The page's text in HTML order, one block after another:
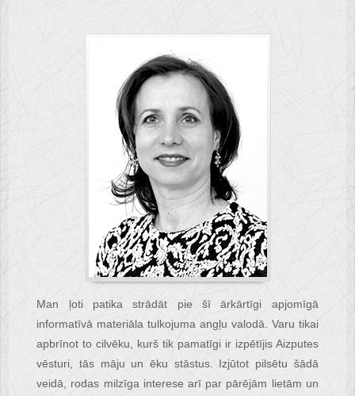
Man ļoti patika strādāt pie šī ārkārtīgi apjomīgā
informatīvā materiāla tulkojuma angļu valodā. Varu tikai
apbrīnot to cilvēku, kurš tik pamatīgi ir izpētījis Aizputes
vēsturi, tās māju un ēku stāstus. Izjūtot pilsētu šādā
veidā, rodas milzīga interese arī par pārējām lietām un